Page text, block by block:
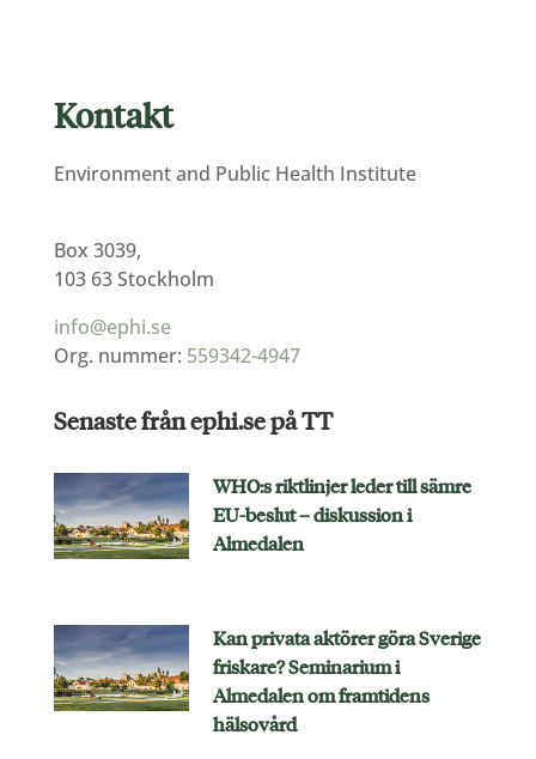
Kontakt
Environment and Public Health Institute
Box 3039,
103 63 Stockholm
info@ephi.se
Org. nummer: 559342-4947
Senaste från ephi.se på TT
WHO:s riktlinjer leder till sämre
EU-beslut – diskussion i
Almedalen
Kan privata aktörer göra Sverige
friskare? Seminarium i
Almedalen om framtidens
hälsovård